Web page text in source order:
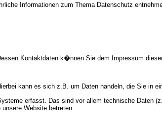
Informationen zum Thema Datenschutz
Kontaktdaten k�nnen Sie dem Impressum
kann es sich z.B. um Daten handeln, die Sie in
erfasst. Das sind vor allem technische Daten
Website betreten.